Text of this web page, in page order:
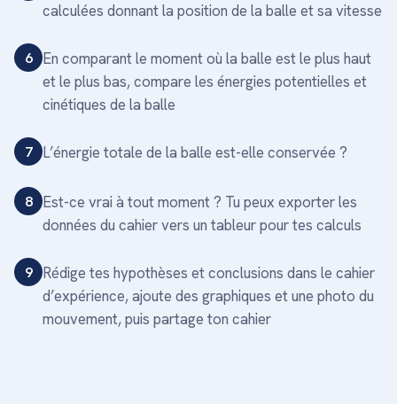
calculées donnant la position de la balle et sa vitesse
6 En comparant le moment où la balle est le plus haut
et le plus bas, compare les énergies potentielles et
cinétiques de la balle
7 L’énergie totale de la balle est-elle conservée ?
8 Est-ce vrai à tout moment ? Tu peux exporter les
données du cahier vers un tableur pour tes calculs
9 Rédige tes hypothèses et conclusions dans le cahier
d’expérience, ajoute des graphiques et une photo du
mouvement, puis partage ton cahier